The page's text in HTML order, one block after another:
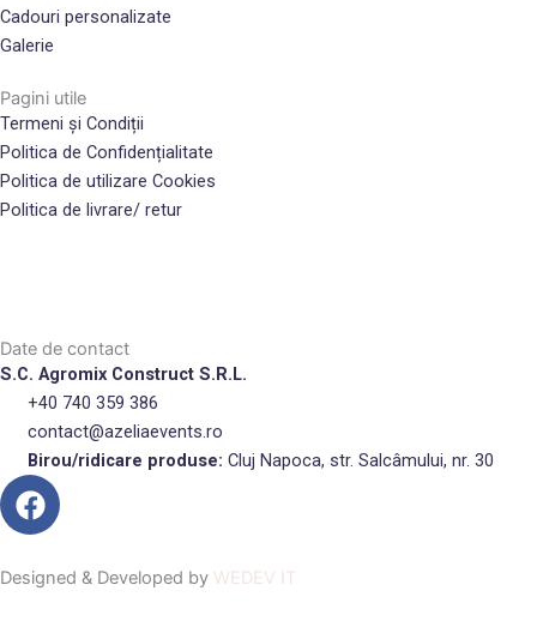
Cadouri personalizate
Galerie
Pagini utile
Termeni și Condiții
Politica de Confidențialitate
Politica de utilizare Cookies
Politica de livrare/ retur
Date de contact
S.C. Agromix Construct S.R.L.
+40 740 359 386
contact@azeliaevents.ro
Birou/ridicare produse: Cluj Napoca, str. Salcâmului, nr. 30
F
a
e
Designed & Developed by WEDEV IT